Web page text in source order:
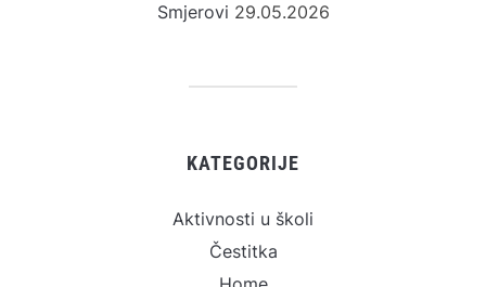
Smjerovi 29.05.2026
KATEGORIJE
Aktivnosti u školi
Čestitka